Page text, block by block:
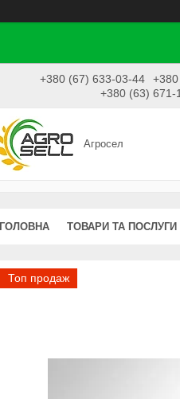
+380 (67) 633-03-44
+380 (63) 671-
Агросел
ГОЛОВНА ТОВАРИ ТА ПОСЛУГИ
Топ продаж